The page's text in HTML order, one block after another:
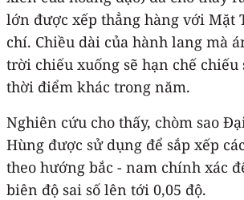
lớn được xếp thẳng hàng với Mặt
chí. Chiều dài của hành lang mà
trời chiếu xuống sẽ hạn chế chiếu
thời điểm khác trong năm.
Nghiên cứu cho thấy, chòm sao
Hùng được sử dụng để sắp xếp
theo hướng bắc - nam chính xác
biên độ sai số lên tới 0,05 độ.